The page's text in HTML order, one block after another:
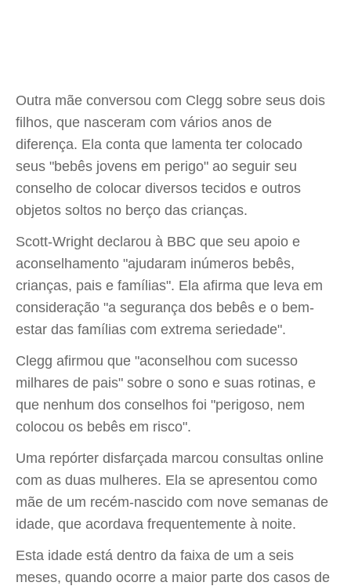
Outra mãe conversou com Clegg sobre seus dois
filhos, que nasceram com vários anos de
diferença. Ela conta que lamenta ter colocado
seus "bebês jovens em perigo" ao seguir seu
conselho de colocar diversos tecidos e outros
objetos soltos no berço das crianças.
Scott-Wright declarou à BBC que seu apoio e
aconselhamento "ajudaram inúmeros bebês,
crianças, pais e famílias". Ela afirma que leva em
consideração "a segurança dos bebês e o bem-
estar das famílias com extrema seriedade".
Clegg afirmou que "aconselhou com sucesso
milhares de pais" sobre o sono e suas rotinas, e
que nenhum dos conselhos foi "perigoso, nem
colocou os bebês em risco".
Uma repórter disfarçada marcou consultas online
com as duas mulheres. Ela se apresentou como
mãe de um recém-nascido com nove semanas de
idade, que acordava frequentemente à noite.
Esta idade está dentro da faixa de um a seis
meses, quando ocorre a maior parte dos casos de